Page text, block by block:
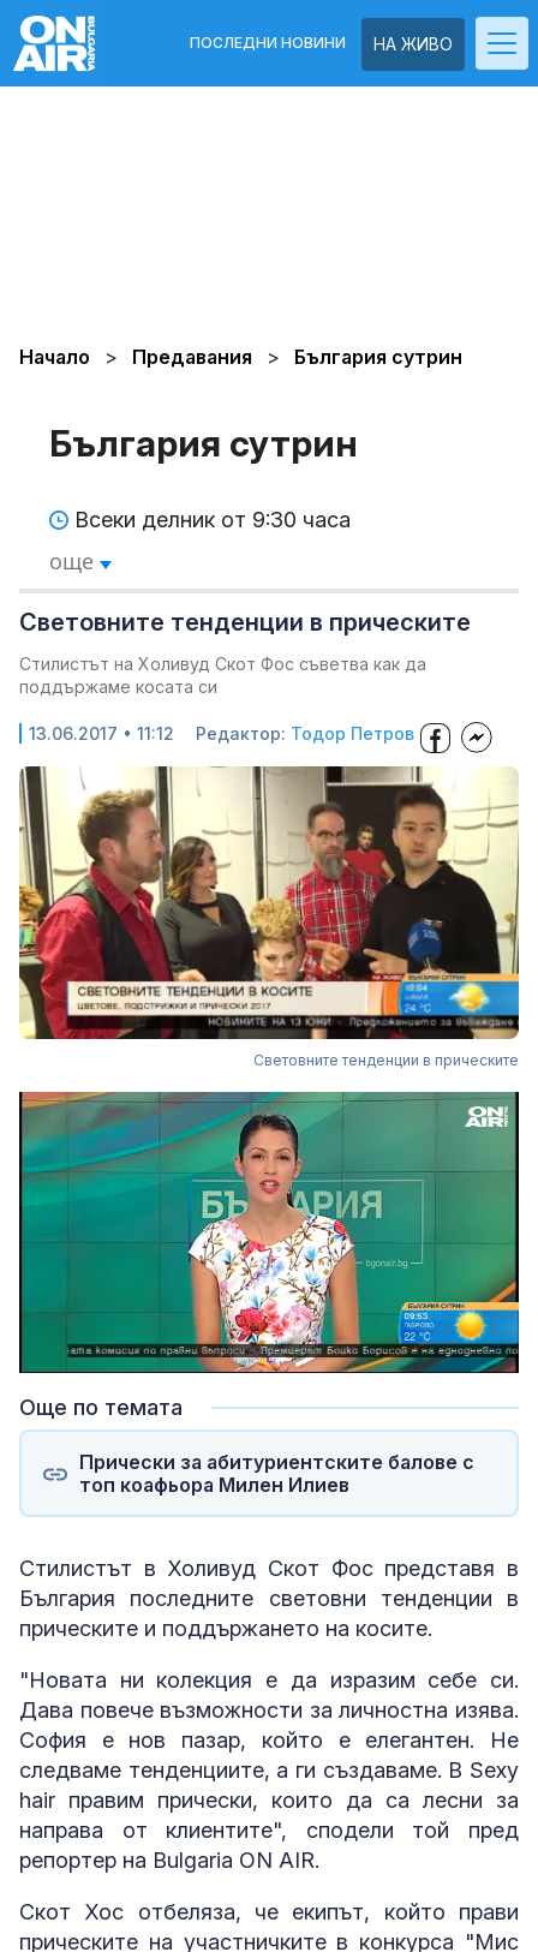
НА ЖИВО
ПОСЛЕДНИ НОВИНИ
Начало Предавания България сутрин
България сутрин
Всеки делник от 9:30 часа
още
Световните тенденции в прическите
Стилистът на Холивуд Скот Фос съветва как да
поддържаме косата си
13.06.2017 • 11:12 Редактор: Тодор Петров
Световните тенденции в прическите
Unmute Loaded:
6.64%
Още по темата
Прически за абитуриентските балове с
топ коафьора Милен Илиев
Стилистът в Холивуд Скот Фос представя в
България последните световни тенденции в
прическите и поддържането на косите.
"Новата ни колекция е да изразим себе си.
Дава повече възможности за личностна изява.
София е нов пазар, който е елегантен. Не
следваме тенденциите, а ги създаваме. В Sexy
hair правим прически, които да са лесни за
направа от клиентите", сподели той пред
репортер на Bulgaria ON AIR.
Скот Хос отбеляза, че екипът, който прави
прическите на участничките в конкурса "Мис